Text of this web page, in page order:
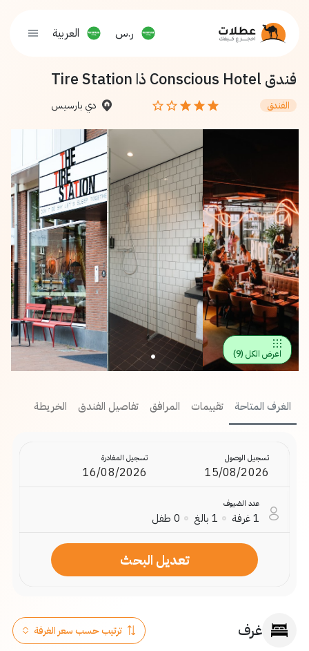
ر.س العربية
فندق Conscious Hotel ذا Tire Station
الفندق دي بارسيس
اعرض الكل (
9
)
الغرف المتاحة تقييمات المرافق تفاصيل الفندق الخريطة
تسجيل الوصول تسجيل المغادرة
عدد الضيوف
1غرفة 1 بالغ 0 طفل
تعديل البحث
غرف